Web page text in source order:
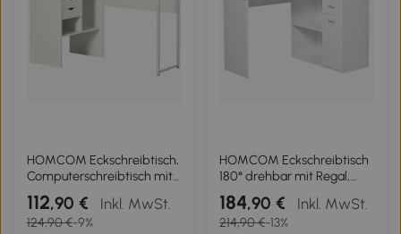
HOMCOM Eckschreibtisch,
Computerschreibtisch mit
2 Schubladen und 3
offenen Fächern, 120 x 60 x
74 cm, Weiß
112,90 € Inkl. MwSt.
124,90 €-9%
HOMCOM Eckschreibtisch
180° drehbar mit Regal,
Schublade & Schrank, 117 x
82 x 74 cm, Weiß
184,90 € Inkl. MwSt.
214,90 €-13%